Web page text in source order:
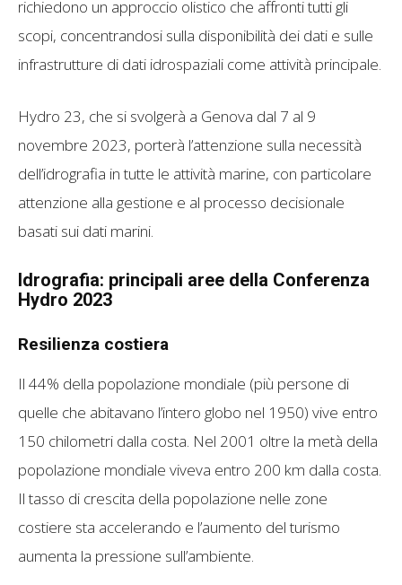
richiedono un approccio olistico che affronti tutti gli
scopi, concentrandosi sulla disponibilità dei dati e sulle
infrastrutture di dati idrospaziali come attività principale.
Hydro 23, che si svolgerà a Genova dal 7 al 9
novembre 2023, porterà l’attenzione sulla necessità
dell’idrografia in tutte le attività marine, con particolare
attenzione alla gestione e al processo decisionale
basati sui dati marini.
Idrografia: principali aree della Conferenza
Hydro 2023
Resilienza costiera
Il 44% della popolazione mondiale (più persone di
quelle che abitavano l’intero globo nel 1950) vive entro
150 chilometri dalla costa. Nel 2001 oltre la metà della
popolazione mondiale viveva entro 200 km dalla costa.
Il tasso di crescita della popolazione nelle zone
costiere sta accelerando e l’aumento del turismo
aumenta la pressione sull’ambiente.